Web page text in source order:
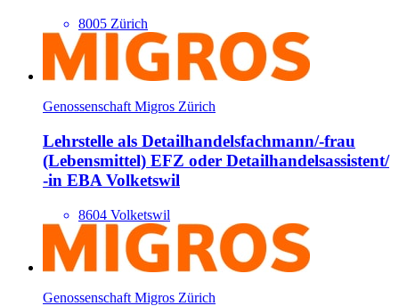
8005 Zürich
Genossenschaft Migros Zürich
Lehrstelle als Detailhandels­fachmann/​-frau
(Lebensmittel) EFZ oder Detailhandels­assistent/​
-in EBA Volketswil
8604 Volketswil
Genossenschaft Migros Zürich